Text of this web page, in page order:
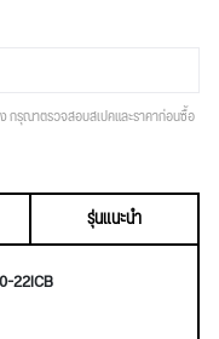
กรุณาตรวจสอบสเปคและราคาก่อนซื้อ
รุ่นแนะนำ
22ICB